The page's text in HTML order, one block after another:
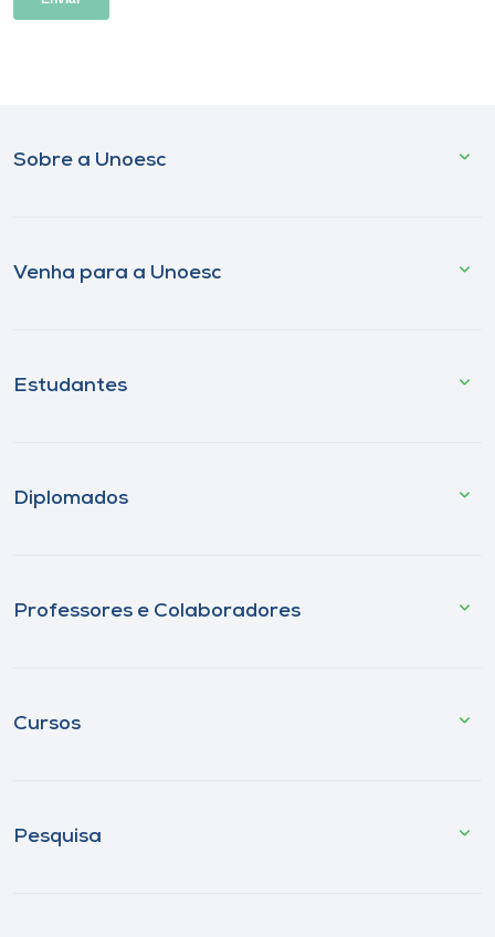
Sobre a Unoesc
Venha para a Unoesc
Estudantes
Diplomados
Professores e Colaboradores
Cursos
Pesquisa